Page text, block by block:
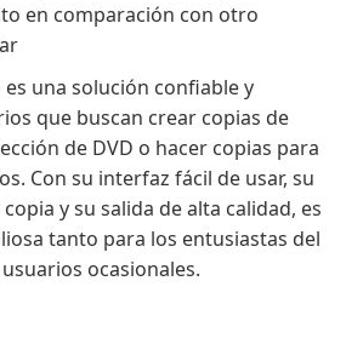
en comparación con otro
es una solución confiable y
que buscan crear copias de
de DVD o hacer copias para
Con su interfaz fácil de usar, su
y su salida de alta calidad, es
tanto para los entusiastas del
ocasionales.